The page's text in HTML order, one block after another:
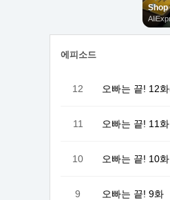
에피소드
12 오빠는 끝! 12
11 오빠는 끝! 11화
10 오빠는 끝! 10화
9 오빠는 끝! 9화